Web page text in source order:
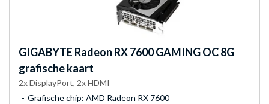
GIGABYTE Radeon RX 7600 GAMING OC 8G
grafische kaart
2x DisplayPort, 2x HDMI
Grafische chip: AMD Radeon RX 7600